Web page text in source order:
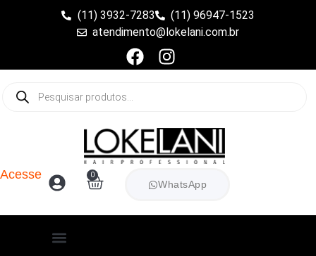
(11) 3932-7283
(11) 96947-1523
atendimento@lokelani.com.br
Acesse 0
WhatsApp